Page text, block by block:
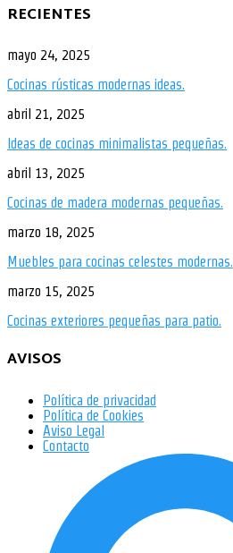
RECIENTES
mayo 24, 2025
Cocinas rústicas modernas ideas.
abril 21, 2025
Ideas de cocinas minimalistas pequeñas.
abril 13, 2025
Cocinas de madera modernas pequeñas.
marzo 18, 2025
Muebles para cocinas celestes modernas.
marzo 15, 2025
Cocinas exteriores pequeñas para patio.
AVISOS
Política de privacidad
Política de Cookies
Aviso Legal
Contacto